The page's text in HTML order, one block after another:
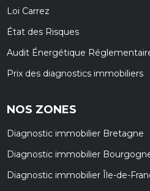
Loi Carrez
État des Risques
Audit Énergétique
Prix des diagnostics immobiliers
NOS ZONES
Diagnostic immobilier Bretagne
Diagnostic immobilier
Diagnostic immobilier Île-de-